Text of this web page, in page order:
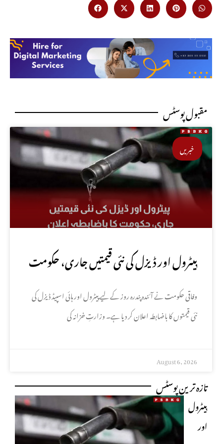
مقبول پوسٹس
خبریں
پیٹرول اور ڈیزل کی نئی قیمتیں جاری، حکومت
کا باضابطہ اعلان
وفاقی حکومت نے آئندہ پندرہ روز کے لیے پیٹرول اور ہائی اسپیڈ ڈیزل کی
نئی قیمتوں کا باضابطہ اعلان کر دیا ہے۔ وزارتِ خزانہ کی
August 6, 2026
تازہ ترین پوسٹس
پیٹرول
اور